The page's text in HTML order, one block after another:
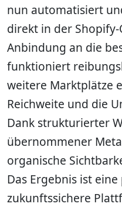
nun automatisiert
direkt in der
Anbindung an die
funktioniert
weitere Marktplätze
Reichweite und die
Dank strukturierter
übernommener
organische
Das Ergebnis ist
zukunftssichere